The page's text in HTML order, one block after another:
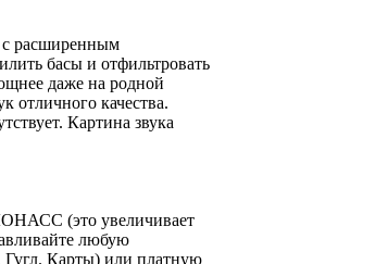
с расширенным
басы и отфильтровать
даже на родной
отличного качества.
Картина звука
(это увеличивает
любую
Карты) или платную